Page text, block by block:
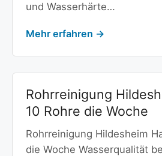
und Wasserhärte…
Mehr erfahren →
Rohrreinigung
10 Rohre die Woche
Rohrreinigung Hildesheim
die Woche Wasserqualität